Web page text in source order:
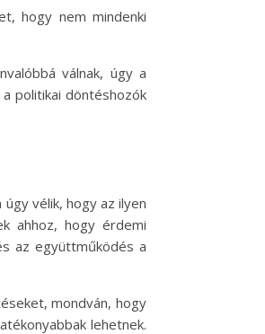
hogy nem mindenki
válnak, úgy a
politikai döntéshozók
vélik, hogy az ilyen
ahhoz, hogy érdemi
az együttműködés a
mondván, hogy
lehetnek.